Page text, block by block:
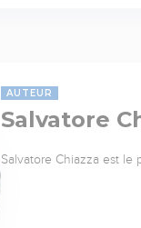
AUTEUR
Salvatore
Salvatore Chiazza est le